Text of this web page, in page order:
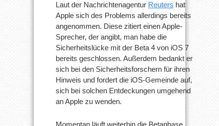
Laut der Nachrichtenagentur Reuters hat
Apple sich des Problems allerdings bereits
angenommen. Diese zitiert einen Apple-
Sprecher, der angibt, man habe die
Sicherheitslücke mit der Beta 4 von iOS 7
bereits geschlossen. Außerdem bedankt er
sich bei den Sicherheitsforschern für ihren
Hinweis und fordert die iOS-Gemeinde auf,
sich bei solchen Entdeckungen umgehend
an Apple zu wenden.